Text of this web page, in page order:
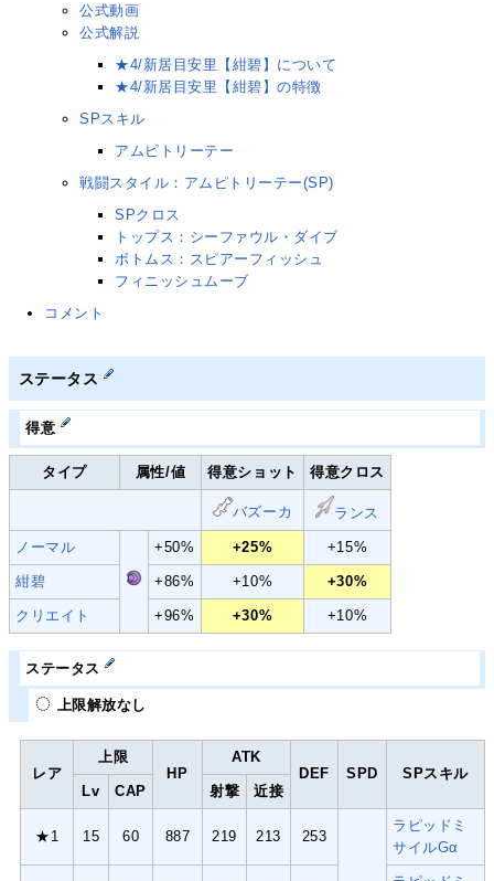
公式動画
公式解説
★4/新居目安里【紺碧】について
★4/新居目安里【紺碧】の特徴
SPスキル
アムピトリーテー
戦闘スタイル：アムピトリーテー(SP)
SPクロス
トップス：シーファウル・ダイブ
ボトムス：スピアーフィッシュ
フィニッシュムーブ
コメント
ステータス
得意
タイプ 属性/値 得意ショット 得意クロス
バズーカ ランス
ノーマル +50% +25% +15%
紺碧 +86% +10% +30%
クリエイト +96% +30% +10%
ステータス
上限解放なし
レア
上限
HP
ATK
DEF
SPD
SPスキル
Lv
CAP 射撃 近接
★1 15 60 887 219 213 253
ラピッドミ
サイルGα